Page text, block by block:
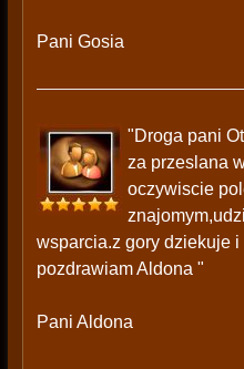
Pani Gosia
"Droga pani
za przeslana
oczywiscie
wsparcia.z gory dziekuje
pozdrawiam Aldona "
Pani Aldona